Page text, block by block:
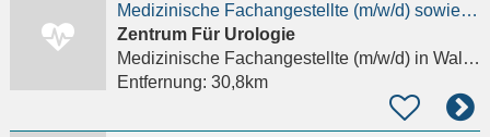
Medizinische Fachangestellte (m/w/d) sowie OP-Assistenz
Zentrum Für Urologie
Medizinische Fachangestellte (m/w/d)in Walldorf Rhein-Neckar-Kreis
Entfernung: 30,8km